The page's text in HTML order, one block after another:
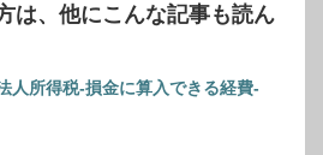
は、他にこんな記事も読ん
人所得税-損金に算入できる経費-